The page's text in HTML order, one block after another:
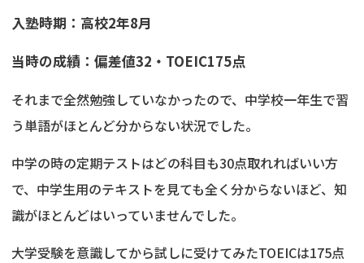
入塾時期：高校2年8月
当時の成績：偏差値32・TOEIC175点
それまで全然勉強していなかったので、中学校一年生で習
う単語がほとんど分からない状況でした。
中学の時の定期テストはどの科目も30点取れればいい方
で、中学生用のテキストを見ても全く分からないほど、知
識がほとんどはいっていませんでした。
大学受験を意識してから試しに受けてみたTOEICは175点